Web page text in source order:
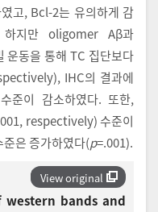
고, Bcl-2는 유의하게 감
지만 oligomer Aβ과
동을 통해 TC 집단보다
IHC의 결과에
준이 감소하였다. 또한,
respectively) 수준이
은 증가하였다(p=.001).
View original
western bands and